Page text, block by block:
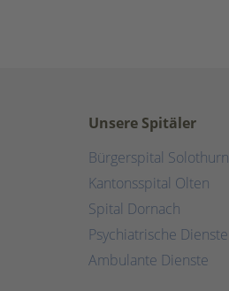
Unsere Spitäler
Bürgerspital Solothurn
Kantonsspital Olten
Spital Dornach
Psychiatrische Dienste
Ambulante Dienste